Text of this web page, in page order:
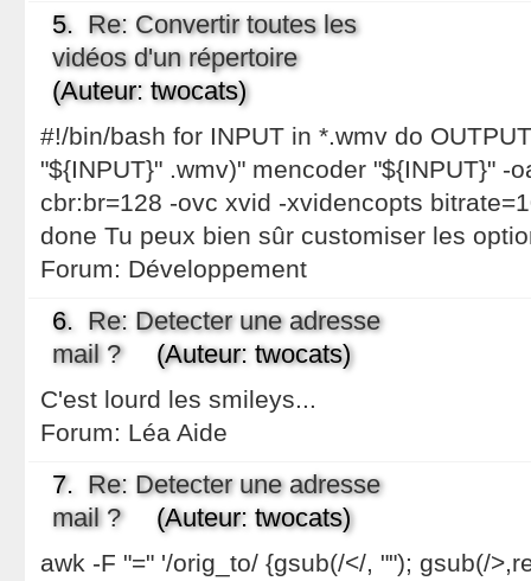
5. Re: Convertir toutes les
vidéos d'un répertoire
(Auteur: twocats)
#!/bin/bash for INPUT in *.wmv do
"${INPUT}" .wmv)" mencoder "${INPUT}" -
cbr:br=128 -ovc xvid -xvidencopts
done Tu peux bien sûr customiser les
Forum: Développement
6. Re: Detecter une adresse
mail ?(Auteur: twocats)
C'est lourd les smileys...
Forum: Léa Aide
7. Re: Detecter une adresse
mail ?(Auteur: twocats)
awk -F "=" '/orig_to/ {gsub(/</, ""); gsub(/